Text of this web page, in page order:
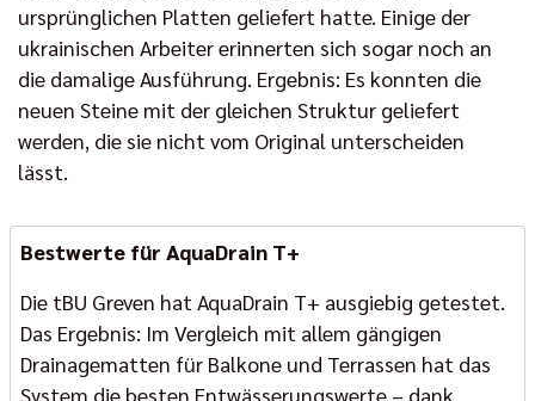
ursprünglichen Platten geliefert hatte. Einige der
ukrainischen Arbeiter erinnerten sich sogar noch an
die damalige Ausführung. Ergebnis: Es konnten die
neuen Steine mit der gleichen Struktur geliefert
werden, die sie nicht vom Original unterscheiden
lässt.
Bestwerte für AquaDrain T+
Die tBU Greven hat AquaDrain T+ ausgiebig getestet.
Das Ergebnis: Im Vergleich mit allem gängigen
Drainagematten für Balkone und Terrassen hat das
System die besten Entwässerungswerte – dank